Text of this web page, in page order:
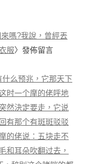
嗎?我說，曾經丟
服〉發佈留言
么预兆，它那天下
时一个摩的佬呼地
然決定要走，它说
有那个有斑斑驳驳
的佬说：五块走不
和耳朵吹翻过去，